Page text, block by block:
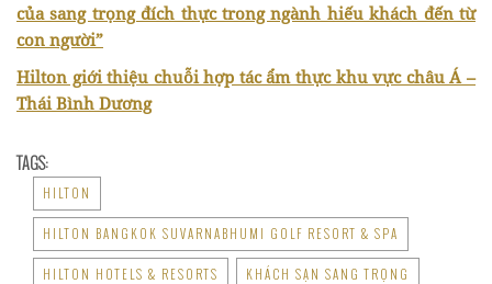
của sang trọng đích thực trong ngành hiếu khách đến từ
con người”
Hilton giới thiệu chuỗi hợp tác ẩm thực khu vực châu Á –
Thái Bình Dương
TAGS:
HILTON
HILTON BANGKOK SUVARNABHUMI GOLF RESORT & SPA
HILTON HOTELS & RESORTS KHÁCH SẠN SANG TRỌNG